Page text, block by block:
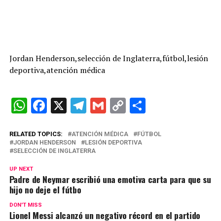
Jordan Henderson,selección de Inglaterra,fútbol,lesión
deportiva,atención médica
W
at
s
A
p
p
F
ce
b
o
X T
e
gr
m
G
ail
C
py
k
C
m
tir
RELATED TOPICS: ATENCIÓN MÉDICA
FÚTBOL
JORDAN HENDERSON
LESIÓN DEPORTIVA
SELECCIÓN DE INGLATERRA
UP NEXT
Padre de Neymar escribió una emotiva carta para que su
hijo no deje el fútbo
DON'T MISS
Lionel Messi alcanzó un negativo récord en el partido